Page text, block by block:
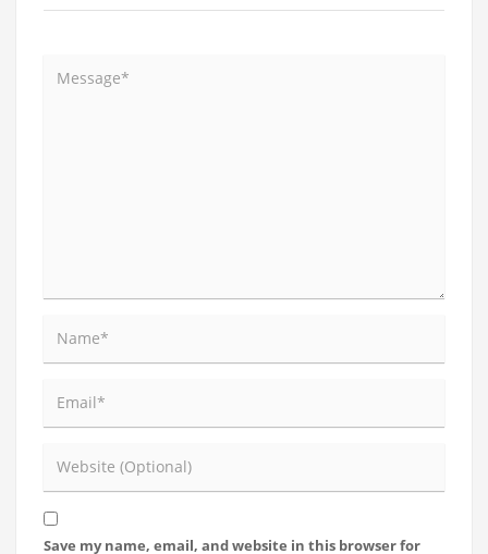
Save my name, email, and website in this browser for